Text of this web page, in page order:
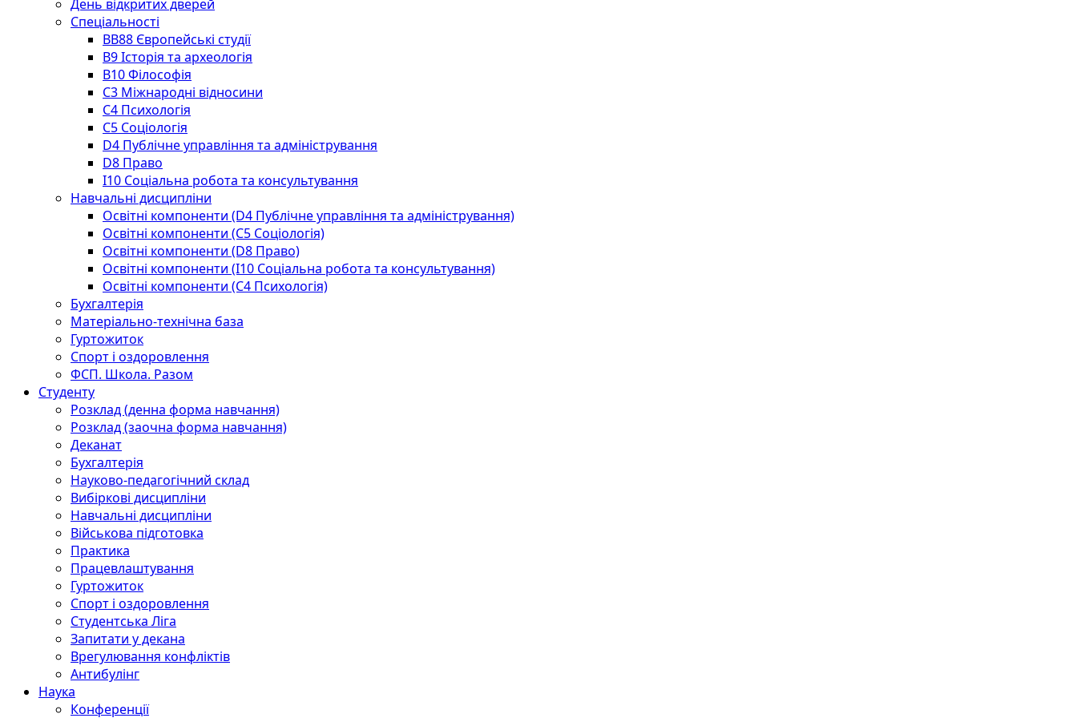
День відкритих дверей
Спеціальності
BВ88 Європейські студії
B9 Історія та археологія
B10 Філософія
C3 Міжнародні відносини
C4 Психологія
С5 Соціологія
D4 Публічне управління та адміністрування
D8 Право
I10 Соціальна робота та консультування
Навчальні дисципліни
Освітні компоненти (D4 Публічне управління та адміністрування)
Освітні компоненти (С5 Соціологія)
Освітні компоненти (D8 Право)
Освітні компоненти (I10 Соціальна робота та консультування)
Освітні компоненти (С4 Психологія)
Бухгалтерія
Матеріально-технічна база
Гуртожиток
Спорт і оздоровлення
ФСП. Школа. Разом
Студенту
Розклад (денна форма навчання)
Розклад (заочна форма навчання)
Деканат
Бухгалтерія
Науково-педагогічний склад
Вибіркові дисципліни
Навчальні дисципліни
Військова підготовка
Практика
Працевлаштування
Гуртожиток
Спорт і оздоровлення
Студентська Ліга
Запитати у декана
Врегулювання конфліктів
Антибулінг
Наука
Конференції